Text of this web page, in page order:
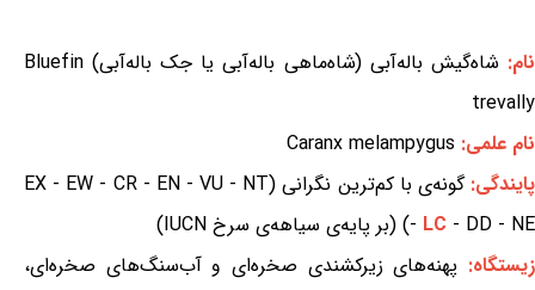
نام:
شاه‌گیش باله‌آبی (شاه‌ماهی باله‌آبی یا جک باله‌آبی) Bluefin
trevally
نام علمی: Caranx melampygus
پایندگی:
گونه‌ی با کم‌ترین نگرانی (EX - EW - CR - EN - VU - NT
- LC - DD - NE) (بر پایه‌ی سیاهه‌ی سرخ IUCN)
زیستگاه: پهنه‌های زیرکشندی صخره‌ای و آب‌سنگ‌های صخره‌ای،